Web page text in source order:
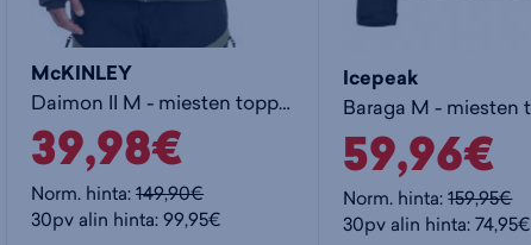
McKINLEY
Daimon II M - miesten toppatakki
39,98€
Norm. hinta:149,90€
30pv alin hinta: 99,95€
Icepeak
59,96€
Norm. hinta:159,95€
30pv alin hinta: 74,95€